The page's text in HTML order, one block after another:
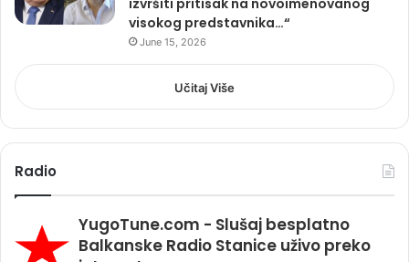
izvršiti pritisak na novoimenovanog
visokog predstavnika…“
June 15, 2026
Učitaj Više
Radio
YugoTune.com - Slušaj besplatno
Balkanske Radio Stanice uživo preko